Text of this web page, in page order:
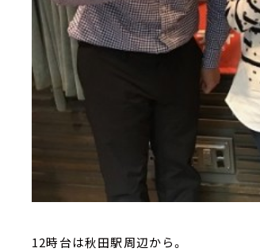
12時台は秋田駅周辺から。